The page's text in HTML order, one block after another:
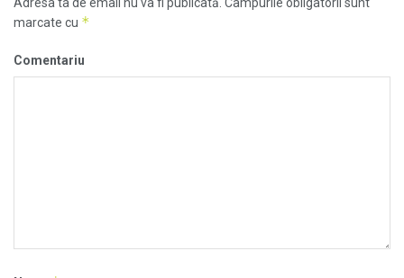
marcate cu *
Comentariu